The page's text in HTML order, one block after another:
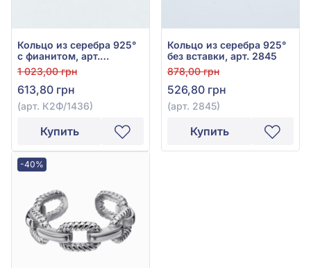
Кольцо из серебра 925°
с фианитом, арт.
К2Ф/1436
1 023,00 грн
613,80 грн
(арт. К2Ф/1436)
Купить
Кольцо из серебра 925°
без вставки, арт. 2845
878,00 грн
526,80 грн
(арт. 2845)
Купить
-40%